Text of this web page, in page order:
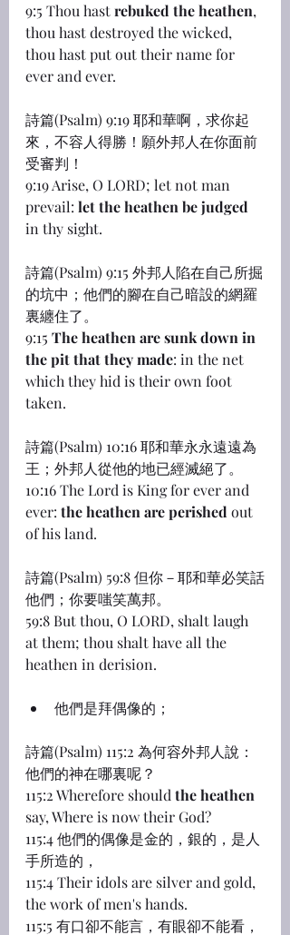
9:5 Thou hast rebuked the heathen,
thou hast destroyed the wicked,
thou hast put out their name for
ever and ever.
詩篇(Psalm) 9:19 耶和華啊，求你起
來，不容人得勝！願外邦人在你面前
受審判！
9:19 Arise, O LORD; let not man
prevail: let the heathen be judged
in thy sight.
詩篇(Psalm) 9:15 外邦人陷在自己所掘
的坑中；他們的腳在自己暗設的網羅
裏纏住了。
9:15 The heathen are sunk down in
the pit that they made: in the net
which they hid is their own foot
taken.
詩篇(Psalm) 10:16 耶和華永永遠遠為
王；外邦人從他的地已經滅絕了。
10:16 The Lord is King for ever and
ever: the heathen are perished out
of his land.
詩篇(Psalm) 59:8 但你－耶和華必笑話
他們；你要嗤笑萬邦。
59:8 But thou, O LORD, shalt laugh
at them; thou shalt have all the
heathen in derision.
他們是拜偶像的；
詩篇(Psalm) 115:2 為何容外邦人說：
他們的神在哪裏呢？
115:2 Wherefore should the heathen
say, Where is now their God?
115:4 他們的偶像是金的，銀的，是人
手所造的，
115:4 Their idols are silver and gold,
the work of men's hands.
115:5 有口卻不能言，有眼卻不能看，